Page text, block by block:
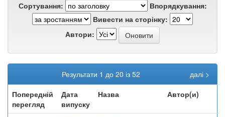
Сортування:
Впорядкування:
Вивести на сторінку:
Автори:
Результати 1 до 20 із 52
далі >
Попередній
перегляд
Дата
випуску
Назва Автор(и)